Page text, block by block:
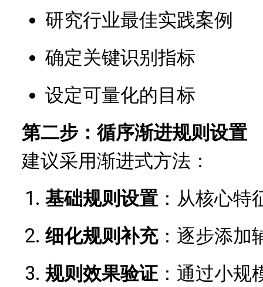
研究行业最佳实践案例
确定关键识别指标
设定可量化的目标
第二步：循序渐进规则设置
建议采用渐进式方法：
基础规则设置 ：从核心特
细化规则补充：逐步添加
规则效果验证：通过小规